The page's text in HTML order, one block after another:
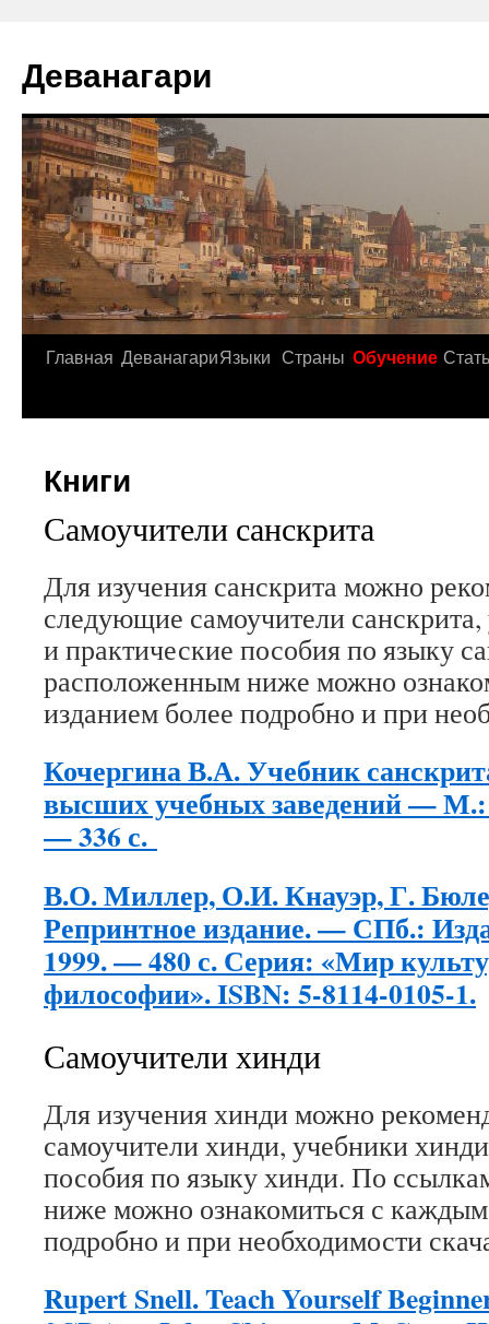
Деванагари
Главная ДеванагариЯзыки Страны Обучение
Книги
Самоучители санскрита
Для изучения санскрита можно
следующие самоучители
и практические пособия по языку
расположенным ниже можно
изданием более подробно и при
Кочергина В.А. Учебник
высших учебных заведений —
— 336 с.
В.О. Миллер, О.И. Кнауэр, Г.
Репринтное издание. — СПб.:
1999. — 480 с. Серия: «Мир
философии». ISBN: 5-8114-0105-1.
Самоучители хинди
Для изучения хинди можно
самоучители хинди, учебники
пособия по языку хинди. По
ниже можно ознакомиться с
подробно и при необходимости
Rupert Snell. Teach Yourself